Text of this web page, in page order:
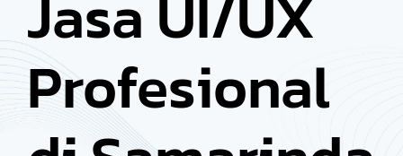
Profesional